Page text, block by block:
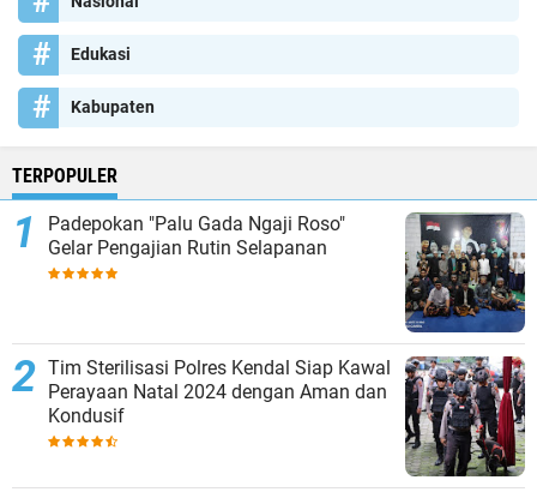
Edukasi
Kabupaten
TERPOPULER
Padepokan "Palu Gada Ngaji Roso"
Gelar Pengajian Rutin Selapanan
Tim Sterilisasi Polres Kendal Siap Kawal
Perayaan Natal 2024 dengan Aman dan
Kondusif